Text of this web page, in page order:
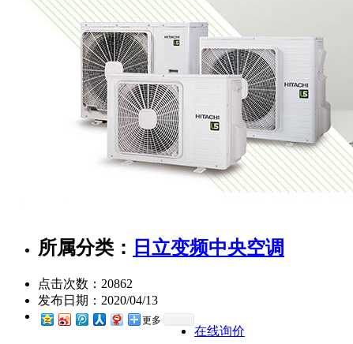
所属分类： 日立变频中央空调
点击次数： 20862
发布日期： 2020/04/13
更多
在线询价